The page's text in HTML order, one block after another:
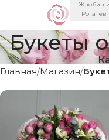
Жлобин и
Рогачёв
Букеты
Главная Магазин